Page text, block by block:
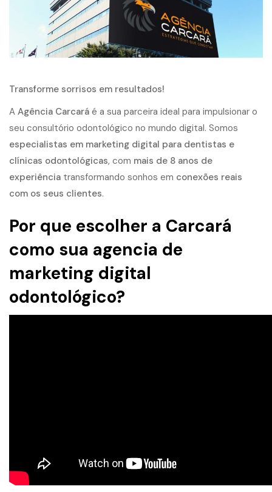
Transforme sorrisos em resultados!
A Agência Carcará é a sua parceira ideal para impulsionar o
seu consultório odontológico no mundo digital. Somos
especialistas em marketing digital para dentistas e
clínicas odontológicas, com mais de 8 anos de
experiência transformando sonhos em conexões reais
com os seus clientes.
Por que escolher a Carcará
como sua agencia de
marketing digital
odontológico?